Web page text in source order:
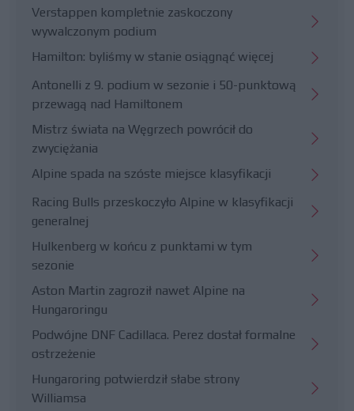
Verstappen kompletnie zaskoczony
wywalczonym podium
Hamilton: byliśmy w stanie osiągnąć więcej
Antonelli z 9. podium w sezonie i 50-punktową
przewagą nad Hamiltonem
Mistrz świata na Węgrzech powrócił do
zwyciężania
Alpine spada na szóste miejsce klasyfikacji
Racing Bulls przeskoczyło Alpine w klasyfikacji
generalnej
Hulkenberg w końcu z punktami w tym
sezonie
Aston Martin zagroził nawet Alpine na
Hungaroringu
Podwójne DNF Cadillaca. Perez dostał formalne
ostrzeżenie
Hungaroring potwierdził słabe strony
Williamsa